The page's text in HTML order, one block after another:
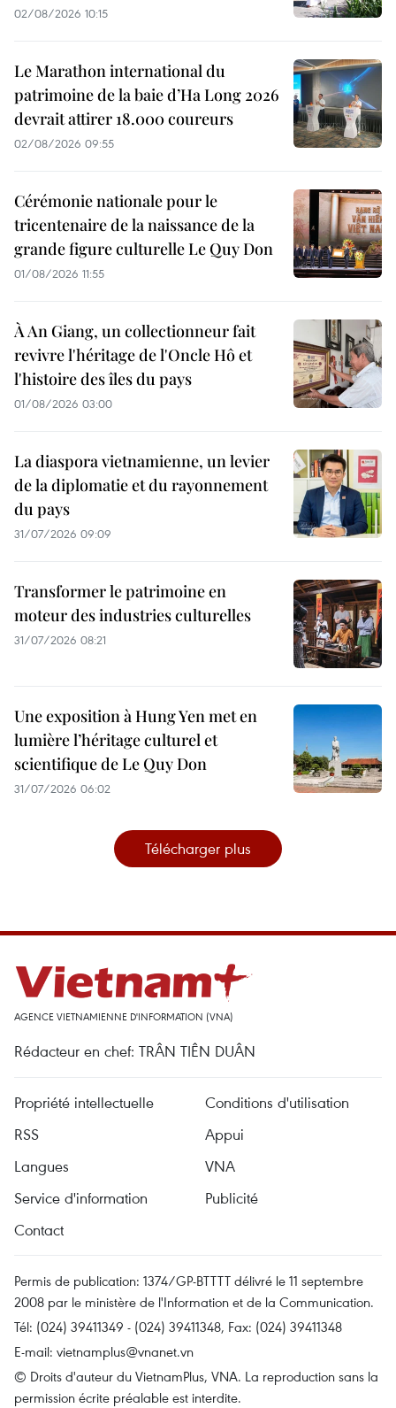
02/08/2026 10:15
Le Marathon international du
patrimoine de la baie d’Ha Long 2026
devrait attirer 18.000 coureurs
02/08/2026 09:55
Cérémonie nationale pour le
tricentenaire de la naissance de la
grande figure culturelle Le Quy Don
01/08/2026 11:55
À An Giang, un collectionneur fait
revivre l'héritage de l'Oncle Hô et
l'histoire des îles du pays
01/08/2026 03:00
La diaspora vietnamienne, un levier
de la diplomatie et du rayonnement
du pays
31/07/2026 09:09
Transformer le patrimoine en
moteur des industries culturelles
31/07/2026 08:21
Une exposition à Hung Yen met en
lumière l’héritage culturel et
scientifique de Le Quy Don
31/07/2026 06:02
Télécharger plus
AGENCE VIETNAMIENNE D'INFORMATION (VNA)
Rédacteur en chef: TRÂN TIÊN DUÂN
Propriété intellectuelle
Conditions d'utilisation
RSS
Appui
Langues
VNA
Service d'information
Publicité
Contact
Permis de publication: 1374/GP-BTTTT délivré le 11 septembre
2008 par le ministère de l'Information et de la Communication.
Tél: (024) 39411349 - (024) 39411348, Fax: (024) 39411348
E-mail: vietnamplus@vnanet.vn
© Droits d'auteur du VietnamPlus, VNA. La reproduction sans la
permission écrite préalable est interdite.